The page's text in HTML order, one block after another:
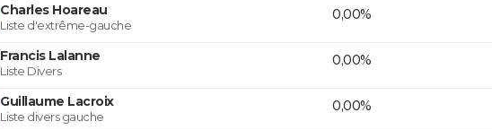
Charles Hoareau
Liste d'extrême-gauche
0,00%
Francis Lalanne
Liste Divers
0,00%
Guillaume Lacroix
Liste divers gauche
0,00%